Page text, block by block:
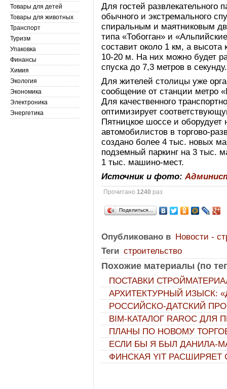
Для гостей развлекательного
обычного и экстремального
спиральным и маятниковым
типа «Тобогган» и
составит около 1 км, а высота
10-20 м. На них можно будет
спуска до 7,3 метров в секунду.
Для жителей столицы уже
сообщение от станции метро
Для качественного
оптимизирует
Пятницкое шоссе и оборудует
автомобилистов в торгово-
создано более 4 тыс. новых
подземный паркинг на 3 тыс.
1 тыс. машино-мест.
Источник и фото:
Прочитано1240 раз
Поделиться…
Опубликовано в Новости -
Теги строительство
Похожие материалы (по
ПОСТАВКИ
АРХИТЕКТУРНЫЙ ИЗЫСК:
РОССИЙСКО-ДАТСКИЙ
ВIМ-КАТАЛОГ RAROC
ПЛАНЫ ПО НОВОМУ
ЕСЛИ БЫ Я БЫЛ ДАНИЛА-
ФИНСКАЯ YIT РАСШИРЯЕТ
Товары для детей
Товары для животных
Транспорт
Туризм
Упаковка
Финансы
Химия
Экология
Экономика
Электроника
Энергетика